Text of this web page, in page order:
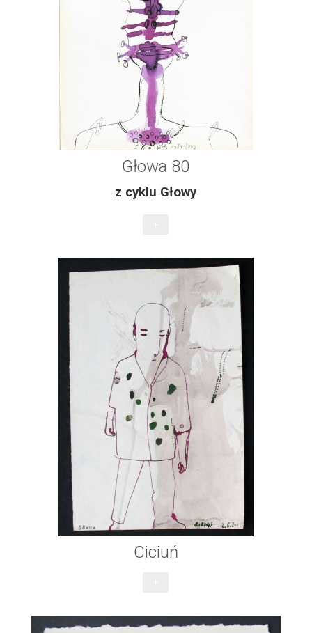
Głowa 80
z cyklu Głowy
Ciciuń